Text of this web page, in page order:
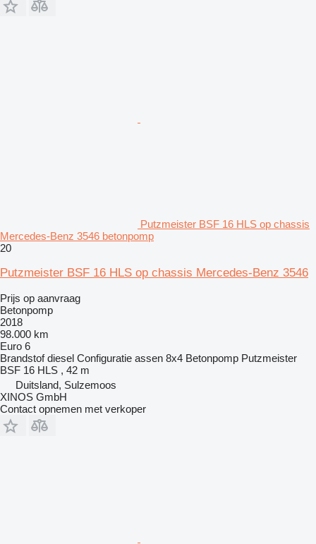
Putzmeister BSF 16 HLS op chassis
Mercedes-Benz 3546 betonpomp
20
Putzmeister BSF 16 HLS op chassis Mercedes-Benz 3546
Prijs op aanvraag
Betonpomp
2018
98.000 km
Euro 6
Brandstof diesel Configuratie assen 8x4 Betonpomp Putzmeister
BSF 16 HLS , 42 m
Duitsland, Sulzemoos
XINOS GmbH
Contact opnemen met verkoper